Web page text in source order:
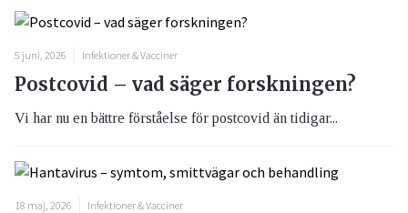
5 juni, 2026 Infektioner & Vacciner
Postcovid – vad säger forskningen?
Vi har nu en bättre förståelse för postcovid än tidigar...
18 maj, 2026 Infektioner & Vacciner